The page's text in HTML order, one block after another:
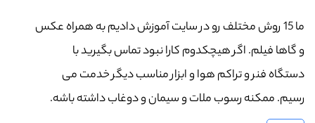
ما 15 روش مختلف رو در سایت آموزش دادیم به همراه عکس
و گاها فیلم. اگر هیچکدوم کارا نبود تماس بگیرید با
دستگاه فنر و تراکم هوا و ابزار مناسب دیگر خدمت می
رسیم. ممکنه رسوب ملات و سیمان و دوغاب داشته باشه.